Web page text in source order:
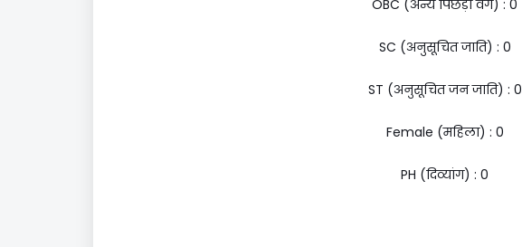
OBC (अन्य पिछड़ा वर्ग) : ₹0
SC (अनुसूचित जाति) : ₹0
ST (अनुसूचित जन जाति) : ₹0
Female (महिला) : ₹0
PH (दिव्यांग) : ₹0